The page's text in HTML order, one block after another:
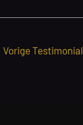
Vorige Testimonial